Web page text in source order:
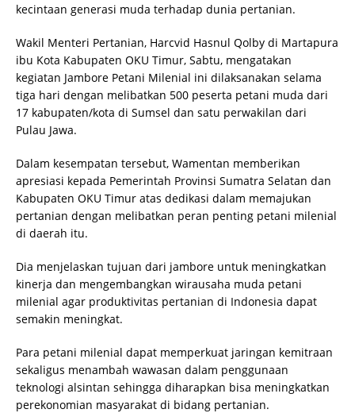
kecintaan generasi muda terhadap dunia pertanian.
Wakil Menteri Pertanian, Harcvid Hasnul Qolby di Martapura
ibu Kota Kabupaten OKU Timur, Sabtu, mengatakan
kegiatan Jambore Petani Milenial ini dilaksanakan selama
tiga hari dengan melibatkan 500 peserta petani muda dari
17 kabupaten/kota di Sumsel dan satu perwakilan dari
Pulau Jawa.
Dalam kesempatan tersebut, Wamentan memberikan
apresiasi kepada Pemerintah Provinsi Sumatra Selatan dan
Kabupaten OKU Timur atas dedikasi dalam memajukan
pertanian dengan melibatkan peran penting petani milenial
di daerah itu.
Dia menjelaskan tujuan dari jambore untuk meningkatkan
kinerja dan mengembangkan wirausaha muda petani
milenial agar produktivitas pertanian di Indonesia dapat
semakin meningkat.
Para petani milenial dapat memperkuat jaringan kemitraan
sekaligus menambah wawasan dalam penggunaan
teknologi alsintan sehingga diharapkan bisa meningkatkan
perekonomian masyarakat di bidang pertanian.